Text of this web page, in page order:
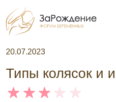
20.07.2023
Типы колясок и